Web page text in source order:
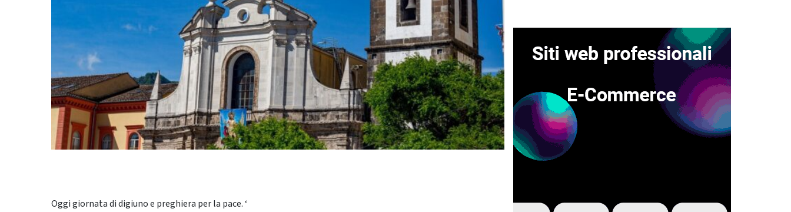
Oggi giornata di digiuno e preghiera per la pace. ‘